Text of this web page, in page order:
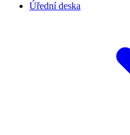
Úřední deska